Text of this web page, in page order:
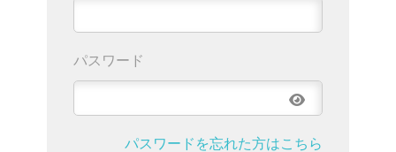
パスワードを忘れた方はこちら